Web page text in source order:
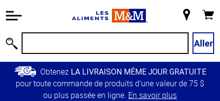
relative à
Passer
contenu
principal
Retour à
magasin
Aller
Obtenez LA LIVRAISON MÊME JOUR GRATUITE
pour toute commande de produits d’une valeur de 75 $
ou plus passée en ligne. En savoir plus